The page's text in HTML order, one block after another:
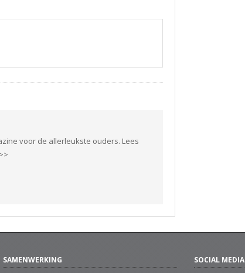
voor de allerleukste ouders. Lees
SAMENWERKING SOCIAL MEDIA